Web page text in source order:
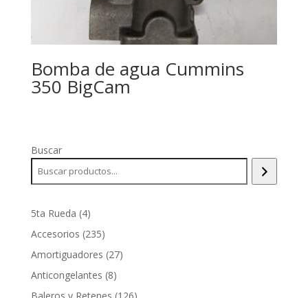
Bomba de agua Cummins
350 BigCam
Buscar
5ta Rueda 44
productos
Accesorios 235235
productos
Amortiguadores 2727
Anticongelantes 88
productos
126